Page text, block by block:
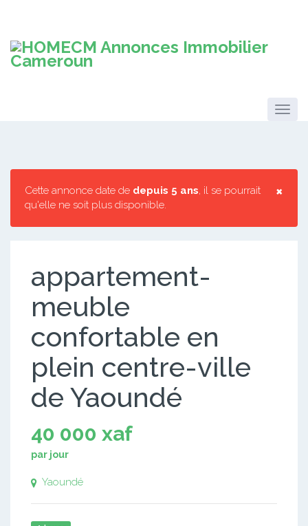
×
Cette annonce date de depuis 5 ans, il se pourrait
qu'elle ne soit plus disponible.
appartement-
meuble
confortable en
plein centre-ville
de Yaoundé
40 000 xaf
par jour
Yaoundé